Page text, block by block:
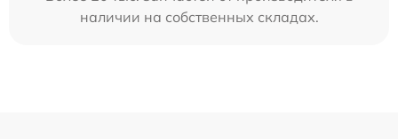
наличии на собственных складах.